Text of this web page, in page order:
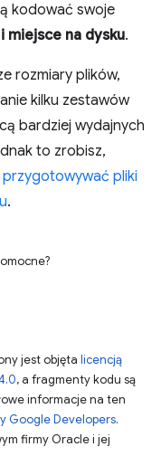
kodować swoje
miejsce na dysku.
rozmiary plików,
kilku zestawów
bardziej wydajnych
to zrobisz,
przygotowywać pliki
.
jest objęta licencją
, a fragmenty kodu są
informacje na ten
Google Developers.
firmy Oracle i jej